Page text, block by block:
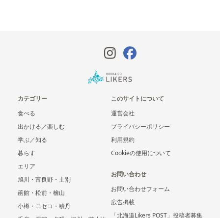
カテゴリー
食べる
出かける／楽しむ
学ぶ／知る
暮らす
エリア
旭川・富良野・士別
函館・松前・檜山
小樽・ニセコ・積丹
このサイトについて
運営会社
プライバシーポリシー
利用規約
Cookieの使用について
お問い合わせ
お問い合わせフォーム
広告掲載
「北海道Likers POST」投稿者募集